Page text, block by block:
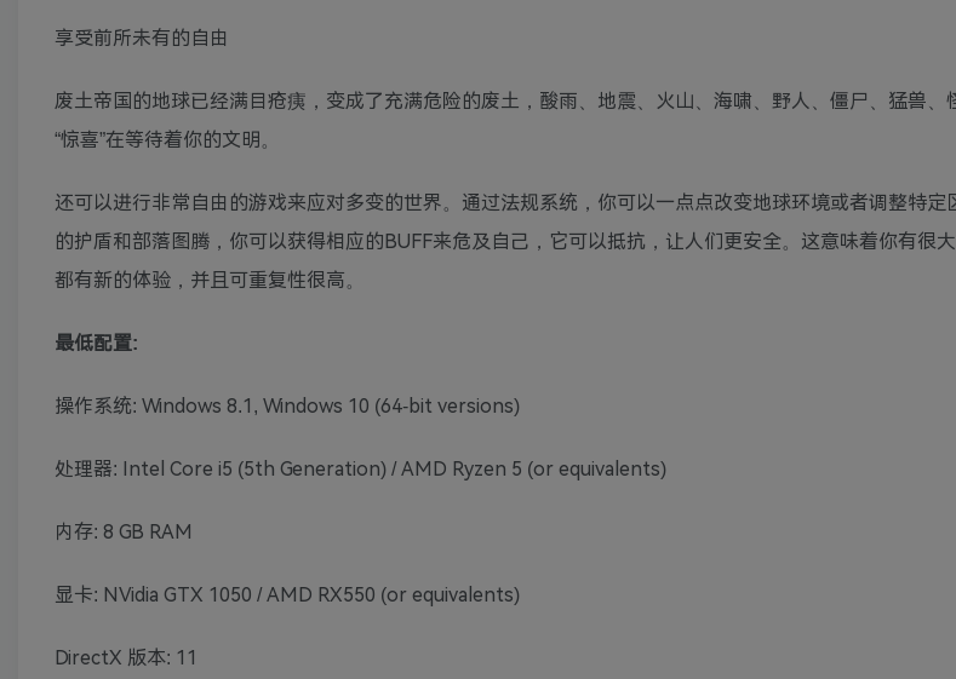
享受前所未有的自由
废土帝国的地球已经满目疮痍，变成了充满危险的废土，酸雨、地震、火山、海啸、野人、僵尸、猛兽
“惊喜”在等待着你的文明。
还可以进行非常自由的游戏来应对多变的世界。通过法规系统，你可以一点点改变地球环境或者调整特定
的护盾和部落图腾，你可以获得相应的BUFF来危及自己，它可以抵抗，让人们更安全。这意味着你有很
都有新的体验，并且可重复性很高。
最低配置:
操作系统: Windows 8.1, Windows 10 (64-bit versions)
处理器: Intel Core i5 (5th Generation) / AMD Ryzen 5 (or equivalents)
内存: 8 GB RAM
显卡: NVidia GTX 1050 / AMD RX550 (or equivalents)
DirectX 版本: 11